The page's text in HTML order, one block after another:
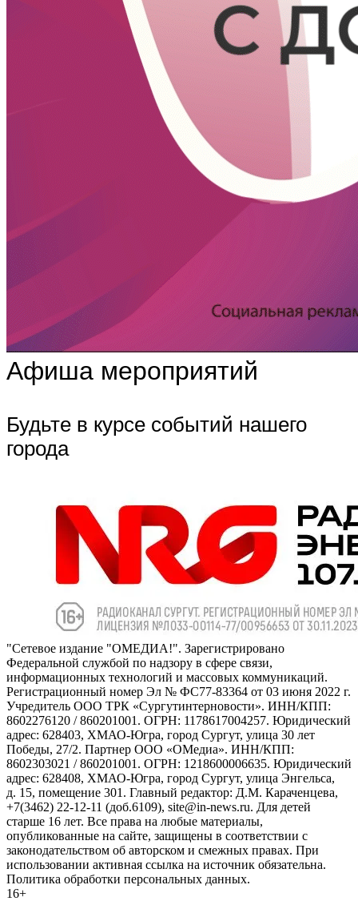
Афиша мероприятий
Будьте в курсе событий нашего
города
"Сетевое издание "ОМЕДИА!". Зарегистрировано
Федеральной службой по надзору в сфере связи,
информационных технологий и массовых коммуникаций.
Регистрационный номер Эл № ФС77-83364 от 03 июня 2022 г.
Учредитель ООО ТРК «Сургутинтерновости». ИНН/КПП:
8602276120 / 860201001. ОГРН: 1178617004257. Юридический
адрес: 628403, ХМАО-Югра, город Сургут, улица 30 лет
Победы, 27/2. Партнер ООО «ОМедиа». ИНН/КПП:
8602303021 / 860201001. ОГРН: 1218600006635. Юридический
адрес: 628408, ХМАО-Югра, город Сургут, улица Энгельса,
д. 15, помещение 301. Главный редактор: Д.М. Караченцева,
+7(3462) 22-12-11 (доб.6109), site@in-news.ru. Для детей
старше 16 лет. Все права на любые материалы,
опубликованные на сайте, защищены в соответствии с
законодательством об авторском и смежных правах. При
использовании активная ссылка на источник обязательна.
Политика обработки персональных данных.
16+